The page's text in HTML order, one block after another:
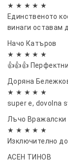
★ ★ ★ ★ ★
Единственото
винаги оставам
Начо Катъров
★ ★ ★ ★ ★
👍👍👍 Перфектни
Доряна
★ ★ ★ ★ ★
super e, dovolna
Лъчо Вражалски
★ ★ ★ ★ ★
Изключително
АСЕН ТИНОВ